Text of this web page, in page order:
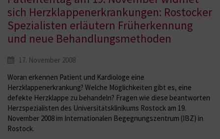
sich Herzklappenerkrankungen: Rostocker
Spezialisten erläutern Früherkennung
und neue Behandlungsmethoden
17. November 2008
Woran erkennen Patient und Kardiologe eine
Herzklappenerkrankung? Welche Möglichkeiten gibt es, eine
defekte Herzklappe zu behandeln? Fragen wie diese beantworten
Herzspezialisten des Universitätsklinikums Rostock am 19.
November 2008 im Internationalen Begegnungszentrum (IBZ) in
Rostock.